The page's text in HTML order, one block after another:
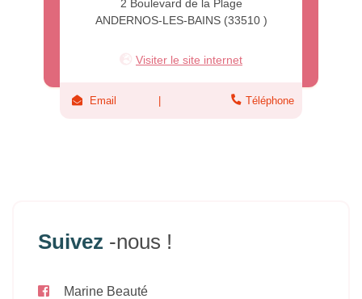
2 Boulevard de la Plage
ANDERNOS-LES-BAINS (33510 )
Visiter le site internet
Email Téléphone
Suivez -nous !
Marine Beauté